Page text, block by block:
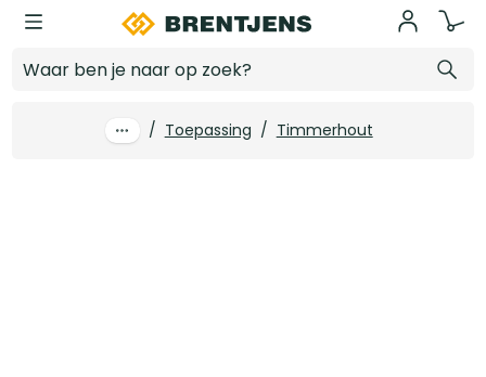
Ga naar hoofdinhoud
/ Toepassing / Timmerhout
Log in voor prijzen